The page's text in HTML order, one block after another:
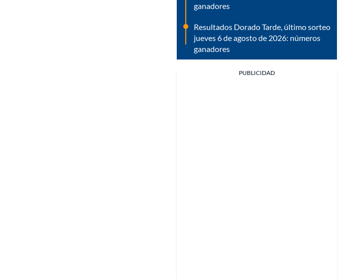
ganadores
Resultados Dorado Tarde, último sorteo
jueves 6 de agosto de 2026: números
ganadores
PUBLICIDAD